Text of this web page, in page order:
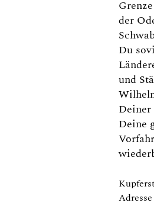
der
Du
und
Deiner
Deine
Adresse